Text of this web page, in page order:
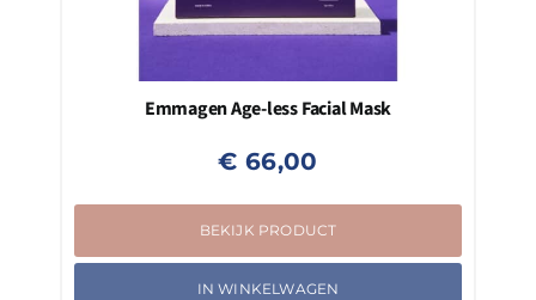
Emmagen Age-less Facial Mask
€ 66,00
BEKIJK PRODUCT
IN WINKELWAGEN